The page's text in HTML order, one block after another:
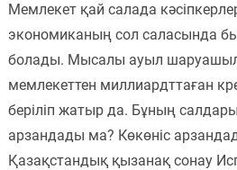
Мемлекет қай салада
экономиканың сол саласында
болады. Мысалы ауыл
мемлекеттен миллиардттаған
беріліп жатыр да. Бұның
арзандады ма? Көкөніс
Қазақстандық қызанақ сонау